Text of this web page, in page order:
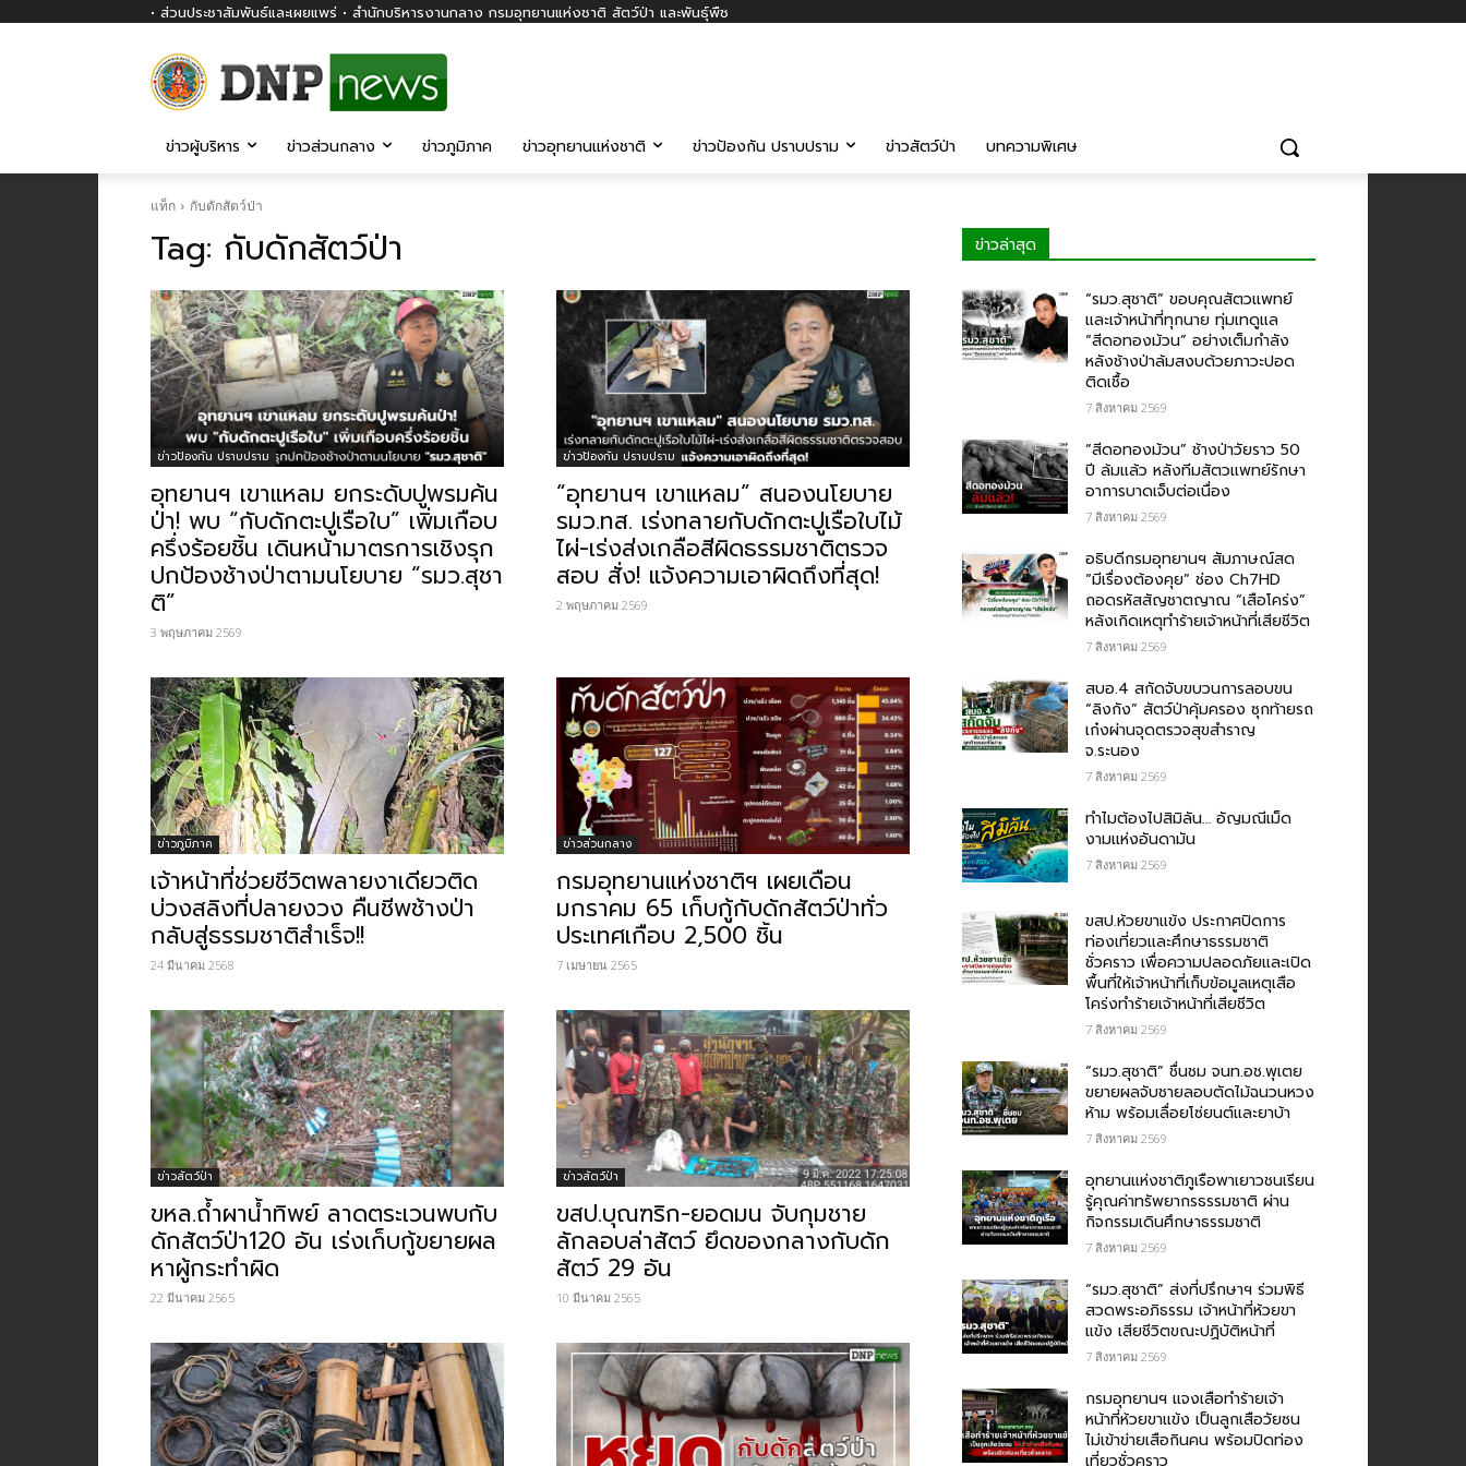
• ส่วนประชาสัมพันธ์และเผยแพร่ • สำนักบริหารงานกลาง กรมอุทยานแห่งชาติ สัตว์ป่า และพันธุ์พืช
ข่าวผู้บริหาร ข่าวส่วนกลาง ข่าวภูมิภาค ข่าวอุทยานแห่งชาติ ข่าวป้องกัน ปราบปราม ข่าวสัตว์ป่า บทความพิเศษ
แท็ก กับดักสัตว์ป่า
Tag: กับดักสัตว์ป่า
ข่าวป้องกัน ปราบปราม
อุทยานฯ เขาแหลม ยกระดับปูพรมค้น
ป่า! พบ “กับดักตะปูเรือใบ” เพิ่มเกือบ
ครึ่งร้อยชิ้น เดินหน้ามาตรการเชิงรุก
ปกป้องช้างป่าตามนโยบาย “รมว.สุชา
ติ”
3 พฤษภาคม 2569
ข่าวป้องกัน ปราบปราม
“อุทยานฯ เขาแหลม” สนองนโยบาย
รมว.ทส. เร่งทลายกับดักตะปูเรือใบไม้
ไผ่-เร่งส่งเกลือสีผิดธรรมชาติตรวจ
สอบ สั่ง! แจ้งความเอาผิดถึงที่สุด!
2 พฤษภาคม 2569
ข่าวภูมิภาค
เจ้าหน้าที่ช่วยชีวิตพลายงาเดียวติด
บ่วงสลิงที่ปลายงวง คืนชีพช้างป่า
กลับสู่ธรรมชาติสำเร็จ!!
24 มีนาคม 2568
ข่าวส่วนกลาง
กรมอุทยานแห่งชาติฯ เผยเดือน
มกราคม 65 เก็บกู้กับดักสัตว์ป่าทั่ว
ประเทศเกือบ 2,500 ชิ้น
7 เมษายน 2565
ข่าวสัตว์ป่า
ขหล.ถ้ำผาน้ำทิพย์​ ลาดตระเวนพบกับ
ดักสัตว์ป่า120 อัน เร่งเก็บกู้ขยายผล
หาผู้กระทำผิด
22 มีนาคม 2565
ข่าวสัตว์ป่า
ขสป.บุณฑริก-ยอดมน จับกุมชาย
ลักลอบล่าสัตว์​ ยึดของกลางกับดัก
สัตว์ 29 อัน
10 มีนาคม 2565
ข่าวล่าสุด
“รมว.สุชาติ” ขอบคุณสัตวแพทย์
และเจ้าหน้าที่ทุกนาย ทุ่มเทดูแล
“สีดอทองม้วน” อย่างเต็มกำลัง
หลังช้างป่าล้มสงบด้วยภาวะปอด
ติดเชื้อ
7 สิงหาคม 2569
“สีดอทองม้วน” ช้างป่าวัยราว 50
ปี ล้มแล้ว หลังทีมสัตวแพทย์รักษา
อาการบาดเจ็บต่อเนื่อง
7 สิงหาคม 2569
อธิบดีกรมอุทยานฯ สัมภาษณ์สด
“มีเรื่องต้องคุย” ช่อง Ch7HD
ถอดรหัสสัญชาตญาณ “เสือโคร่ง”
หลังเกิดเหตุทำร้ายเจ้าหน้าที่เสียชีวิต
7 สิงหาคม 2569
สบอ.4 สกัดจับขบวนการลอบขน
“ลิงกัง” สัตว์ป่าคุ้มครอง ซุกท้ายรถ
เก๋งผ่านจุดตรวจสุขสำราญ
จ.ระนอง
7 สิงหาคม 2569
ทำไมต้องไปสิมิลัน… อัญมณีเม็ด
งามแห่งอันดามัน
7 สิงหาคม 2569
ขสป.ห้วยขาแข้ง ประกาศปิดการ
ท่องเที่ยวและศึกษาธรรมชาติ
ชั่วคราว เพื่อความปลอดภัยและเปิด
พื้นที่ให้เจ้าหน้าที่เก็บข้อมูลเหตุเสือ
โคร่งทำร้ายเจ้าหน้าที่เสียชีวิต
7 สิงหาคม 2569
“รมว.สุชาติ” ชื่นชม​ จนท.อช.พุเตย​
ขยายผลจับชายลอบตัดไม้ฉนวนหวง
ห้าม พร้อมเลื่อยโซ่ยนต์และยาบ้า
7 สิงหาคม 2569
อุทยานแห่งชาติภูเรือพาเยาวชนเรียน
รู้คุณค่าทรัพยากรธรรมชาติ ผ่าน
กิจกรรมเดินศึกษาธรรมชาติ
7 สิงหาคม 2569
“รมว.สุชาติ” ส่งที่ปรึกษาฯ ร่วมพิธี
สวดพระอภิธรรม เจ้าหน้าที่ห้วยขา
แข้ง เสียชีวิตขณะปฏิบัติหน้าที่
7 สิงหาคม 2569
กรม​อุทยานฯ แจงเสือทำร้ายเจ้า
หน้าที่ห้วยขาแข้ง เป็นลูกเสือวัยซน
ไม่เข้าข่ายเสือกินคน พร้อมปิดท่อง
เที่ยวชั่วคราว